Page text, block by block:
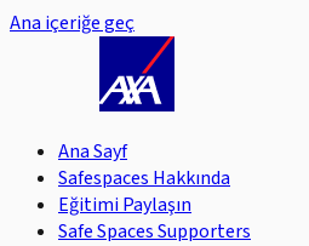
Ana içeriğe geç
Ana Sayf
Safespaces Hakkında
Eğitimi Paylaşın
Safe Spaces Supporters